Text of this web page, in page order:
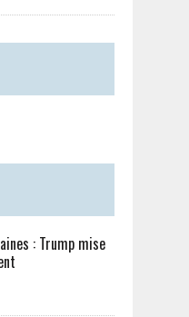
: Trump mise